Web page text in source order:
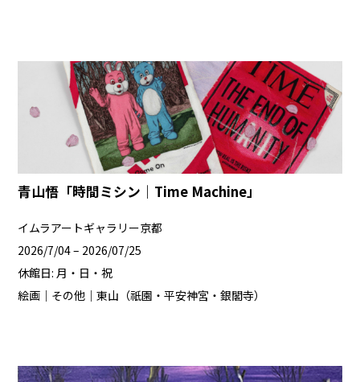
青山悟「時間ミシン｜Time Machine」
イムラアートギャラリー京都
2026/7/04 – 2026/07/25
休館日: 月・日・祝
絵画｜その他｜東山（祇園・平安神宮・銀閣寺）